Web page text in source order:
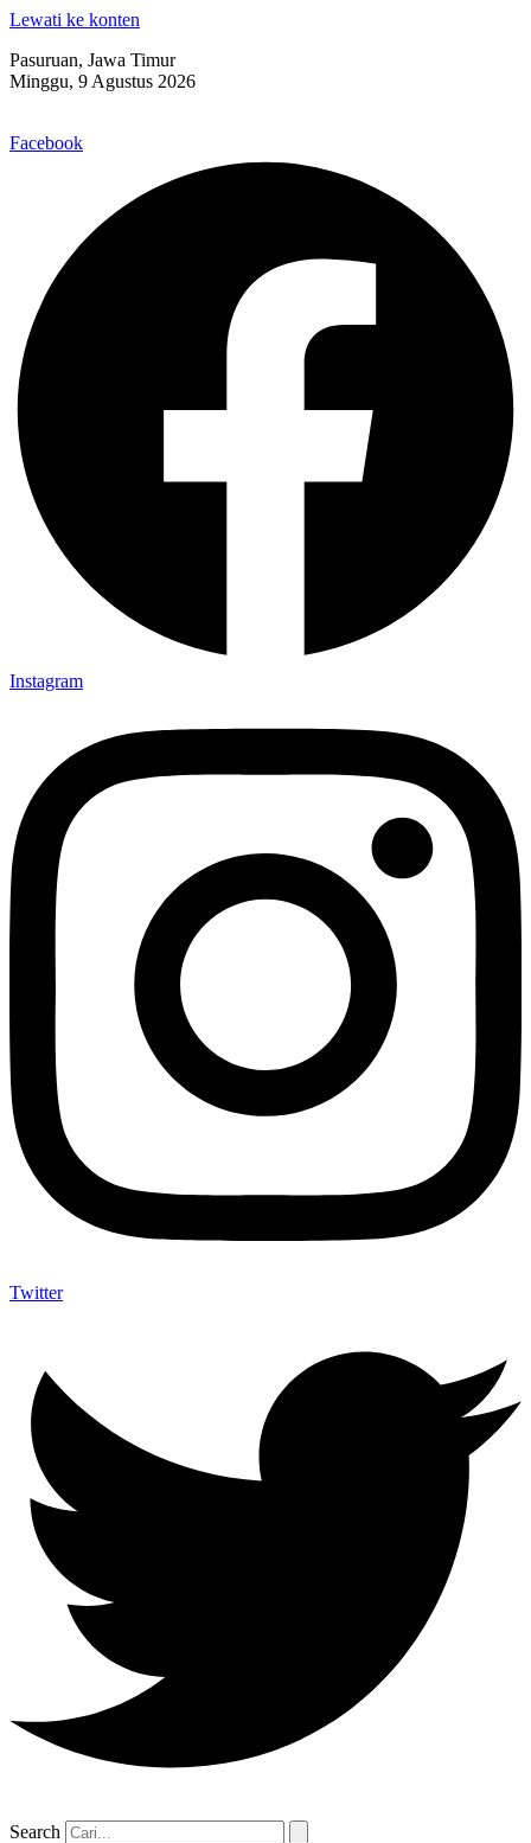
Lewati ke konten
Pasuruan, Jawa Timur
Minggu, 9 Agustus 2026
Facebook
Instagram
Twitter
Search